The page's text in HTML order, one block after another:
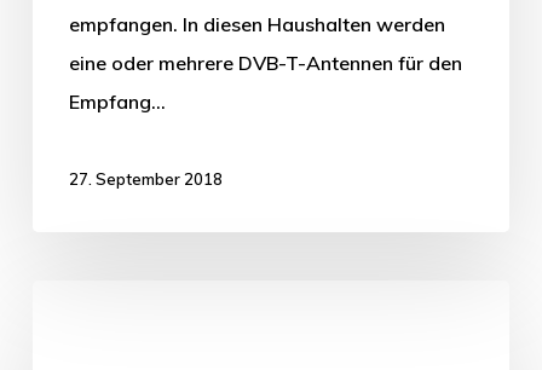
empfangen. In diesen Haushalten werden
eine oder mehrere DVB-T-Antennen für den
Empfang…
27. September 2018